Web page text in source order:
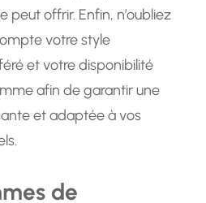
peut offrir. Enfin, n’oubliez
votre style
et votre disponibilité
afin de garantir une
et adaptée à vos
de